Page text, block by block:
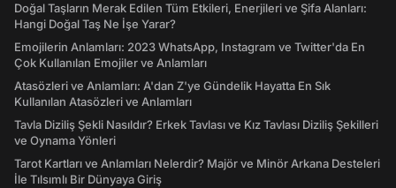
Doğal Taşların Merak Edilen Tüm Etkileri, Enerjileri ve Şifa Alanları:
Hangi Doğal Taş Ne İşe Yarar?
Emojilerin Anlamları: 2023 WhatsApp, Instagram ve Twitter'da En
Çok Kullanılan Emojiler ve Anlamları
Atasözleri ve Anlamları: A'dan Z'ye Gündelik Hayatta En Sık
Kullanılan Atasözleri ve Anlamları
Tavla Diziliş Şekli Nasıldır? Erkek Tavlası ve Kız Tavlası Diziliş Şekilleri
ve Oynama Yönleri
Tarot Kartları ve Anlamları Nelerdir? Majör ve Minör Arkana Desteleri
İle Tılsımlı Bir Dünyaya Giriş